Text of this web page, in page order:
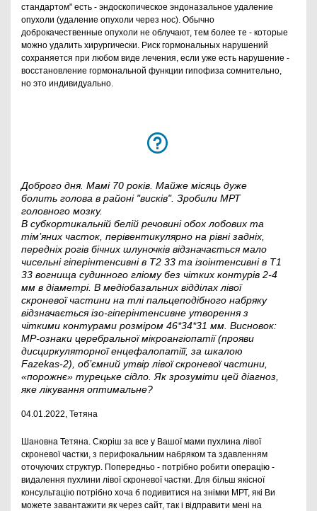
стандартом" есть - эндоскопическое эндоназальное удаление
опухоли (удаление опухоли через нос). Обычно
доброкачественные опухоли не облучают, тем более те - которые
можно удалить хирургически. Риск гормональных нарушений
сохраняется при любом виде лечения, если уже есть нарушение -
восстановление гормональной функции гипофиза сомнительно,
но это индивидуально.
Доброго дня. Мамі 70 років. Майже місяць дуже
болить голова в районі "висків". Зробили МРТ
головного мозку.
В субкортикальній белій речовині обох лобових та
тім’яних часток, перівентикулярно на рівні задніх,
передніх рогів бічних шлуночків відзначається мало
чисельні гіперінтенсивні в Т2 33 та ізоінтенсивні в Т1
33 вогнища судинного гліому без чітких контурів 2-4
мм в діаметрі. В медіобазальних відділах лівої
скроневої частини на тлі пальцеподібного набряку
відзначається ізо-гіперінтенсивне утворення з
чіткими контурами розміром 46*34*31 мм. Висновок:
МР-ознаки церебральної мікроангіопатії (прояви
дисциркуляторної енцефалопатіїї, за шкалою
Fazekas-2), об’ємний утвір лівої скроневої частини,
«порожнє» турецьке сідло. Як зрозуміти цей діагноз,
яке лікування оптимальне?
04.01.2022, Тетяна
Шановна Тетяна. Скоріш за все у Вашої мами пухлина лівої
скроневої частки, з перифокальним набряком та здавленням
оточуючих структур. Попередньо - потрібно робити операцію -
видалення пухлини лівої скроневої частки. Для більш якісної
консультацію потрібно хоча б подивитися на знімки МРТ, які Ви
можете завантажити як через сайт, так і відправити мені на